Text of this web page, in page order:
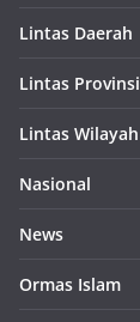
Lintas Daerah
Lintas Provinsi
Lintas Wilayah
Nasional
News
Ormas Islam